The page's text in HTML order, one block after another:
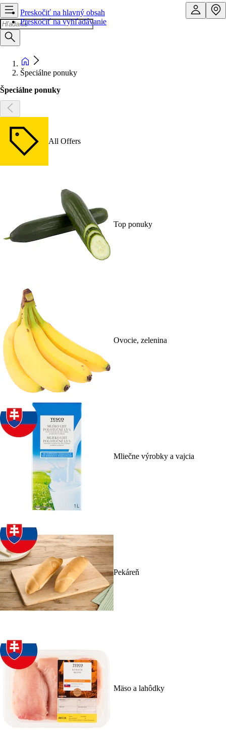
Preskočiť na hlavný obsah
Preskočiť na vyhľadávanie
Špeciálne ponuky
Špeciálne ponuky
All Offers
Top ponuky
Ovocie, zelenina
Mliečne výrobky a vajcia
Pekáreň
Mäso a lahôdky